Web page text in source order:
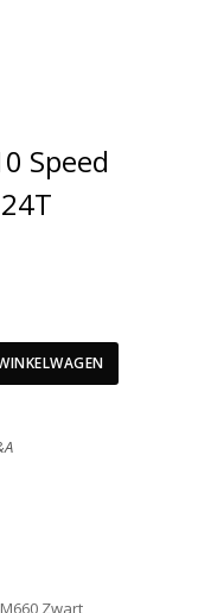
Speed
Zwart